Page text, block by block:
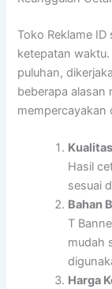
Toko Reklame
ketepatan
puluhan,
beberapa alasan
mempercayakan
Hasil
sesuai
Bahan
T
mudah
Harga